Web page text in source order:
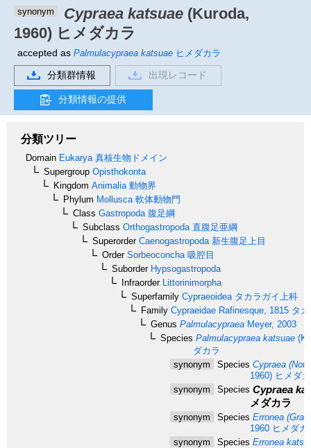
synonym Cypraea katsuae (Kuroda,
1960) ヒメダカラ
accepted as Palmulacypraea katsuae ヒメダカラ
分類群情報 出現レコード
分類情報の提供
分類ツリー
Domain Eukarya 真核生物ドメイン
Supergroup Opisthokonta
Kingdom Animalia 動物界
Phylum Mollusca 軟体動物門
Class Gastropoda 腹足綱
Subclass Orthogastropoda 直腹足亜綱
SuperorderCaenogastropoda 新生腹足上目
OrderSorbeoconcha 吸腔目
SuborderHypsogastropoda
InfraorderLittorinimorpha
Superfamily Cypraeoidea タカラガイ上科
Family Cypraeidae Rafinesque, 1815 タ
Genus Palmulacypraea Meyer, 2003
Species Palmulacypraea katsuae
ダカラ
synonym
Species Cypraea
1960) ヒメダ
synonym
Species Cypraea
メダカラ
synonym Species Erronea
1960 ヒメダカ
synonym
Species Erronea